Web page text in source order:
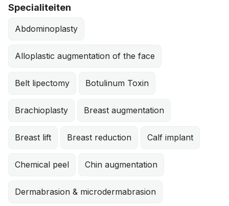
Specialiteiten
Abdominoplasty
Alloplastic augmentation of the face
Belt lipectomy Botulinum Toxin
Brachioplasty Breast augmentation
Breast lift Breast reduction Calf implant
Chemical peel Chin augmentation
Dermabrasion & microdermabrasion